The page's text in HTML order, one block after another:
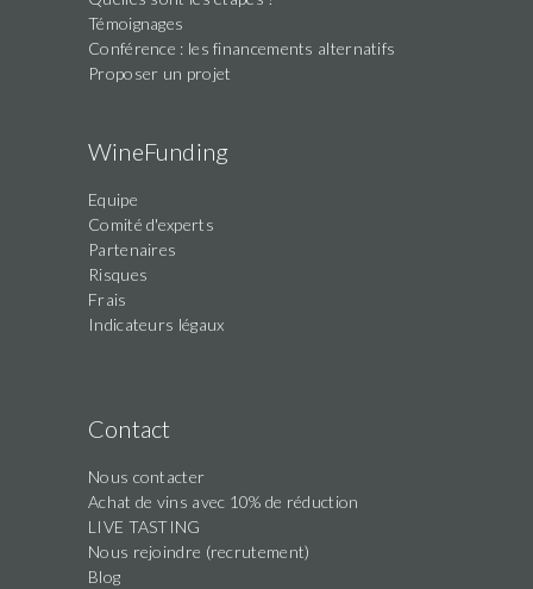
Témoignages
Conférence : les financements alternatifs
Proposer un projet
WineFunding
Equipe
Comité d'experts
Partenaires
Risques
Frais
Indicateurs légaux
Contact
Nous contacter
Achat de vins avec 10% de réduction
LIVE TASTING
Nous rejoindre (recrutement)
Blog